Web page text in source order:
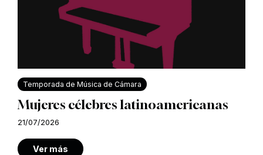
Temporada de Música de Cámara
Mujeres célebres latinoamericanas
21/07/2026
Ver más